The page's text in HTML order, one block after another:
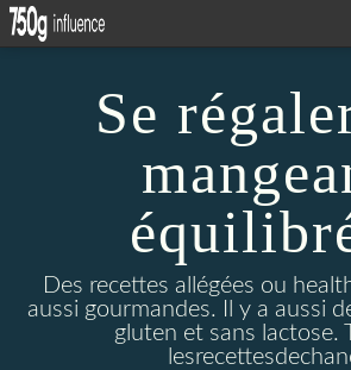
Se
Des recettes allégées ou
aussi gourmandes. Il y a aussi
gluten et sans lactose.